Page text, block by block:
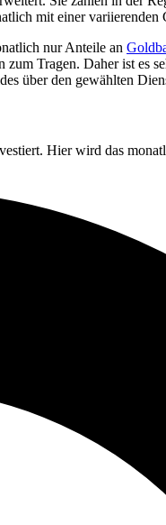
mit einer variierenden
nur Anteile an
Tragen. Daher ist es
über den gewählten
Hier wird das